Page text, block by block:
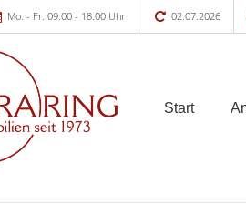
Mo. - Fr. 09.00 - 18.00 Uhr 02.07.2026
Start